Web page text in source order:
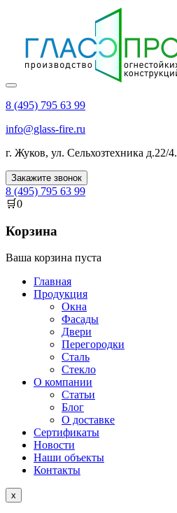
8 (495) 795 63 99
info@glass-fire.ru
г. Жуков, ул. Сельхозтехника д.22/4.
Закажите звонок
8 (495) 795 63 99
🛒0
Корзина
Ваша корзина пуста
Главная
Продукция
Окна
Фасады
Двери
Перегородки
Сталь
Стекло
О компании
Статьи
Блог
О доставке
Сертификаты
Новости
Наши объекты
Контакты
x